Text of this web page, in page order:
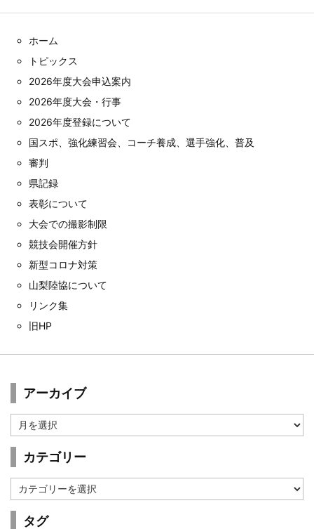
ホーム
トピックス
2026年度大会申込案内
2026年度大会・行事
2026年度登録について
国スポ、強化練習会、コーチ養成、選手強化、普及
審判
県記録
表彰について
大会での撮影制限
競技会開催方針
新型コロナ対策
山梨陸協について
リンク集
旧HP
アーカイブ
ー
カ
カテゴリー
テ
ゴ
タグ